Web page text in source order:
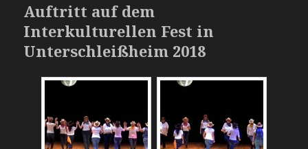
Auftritt auf dem
Interkulturellen Fest in
Unterschleißheim 2018